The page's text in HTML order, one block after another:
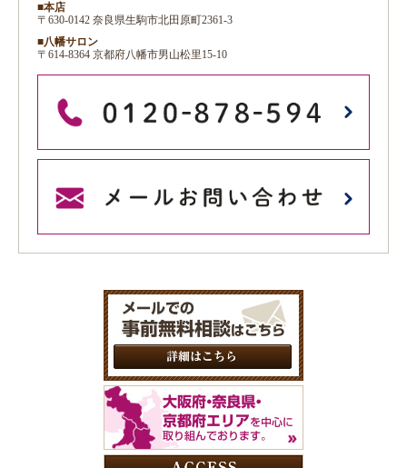
■本店
〒630-0142 奈良県生駒市北田原町2361-3
■八幡サロン
〒614-8364 京都府八幡市男山松里15-10